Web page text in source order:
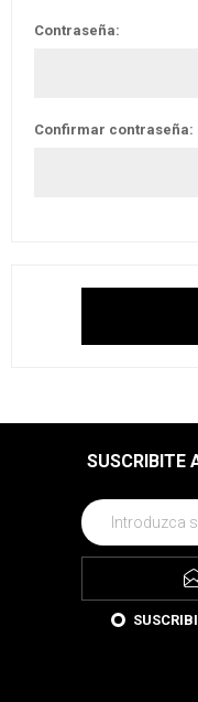
Contraseña:
Confirmar contraseña:
SUSCRIBITE